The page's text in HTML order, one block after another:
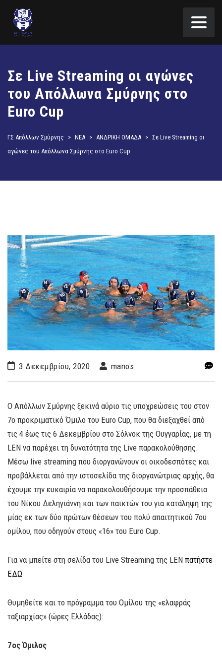
Σε Live Streaming οι αγώνες
του Απόλλωνα Σμύρνης στο
Euro Cup
ΓΣ Απόλλων Σμύρνης > ΝΕΑ > ΑΝΔΡΙΚΗ ΟΜΑΔΑ > Σε Live Streaming οι
αγώνες του Απόλλωνα Σμύρνης στο Euro Cup
3 Δεκεμβρίου, 2020 manos
Ο Απόλλων Σμύρνης ξεκινά αύριο τις υποχρεώσεις του στον
7ο προκριματικό Όμιλο του Euro Cup, που θα διεξαχθεί από
τις 4 έως τις 6 Δεκεμβρίου στο Σόλνοκ της Ουγγαρίας, με τη
LEN να παρέχει τη δυνατότητα της Live παρακολούθησης.
Μέσω live streaming που διοργανώνουν οι οικοδεσπότες και
προβάλλεται από την ιστοσελίδα της διοργανώτριας αρχής, θα
έχουμε την ευκαιρία να παρακολουθήσουμε την προσπάθεια
του Νίκου Δεληγιάννη και των παικτών του για κατάληψη της
μίας εκ των δύο πρώτων θέσεων του πολύ απαιτητικού 7ου
ομίλου, που οδηγούν στους «16» του Euro Cup.
Για να μπείτε στη σελίδα του Live Streaming της LEN πατήστε
ΕΔΩ
Θυμηθείτε και το πρόγραμμα του Ομίλου της «ελαφράς
ταξιαρχίας» (ώρες Ελλάδας):
7ος Όμιλος